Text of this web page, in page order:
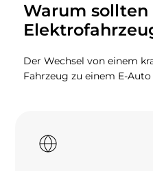
Warum sollten
Der Wechsel von einem
Fahrzeug zu einem E-